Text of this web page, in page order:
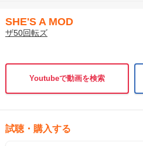
SHE'S A MOD
ザ50回転ズ
Youtubeで動画を検索
試聴・購入する